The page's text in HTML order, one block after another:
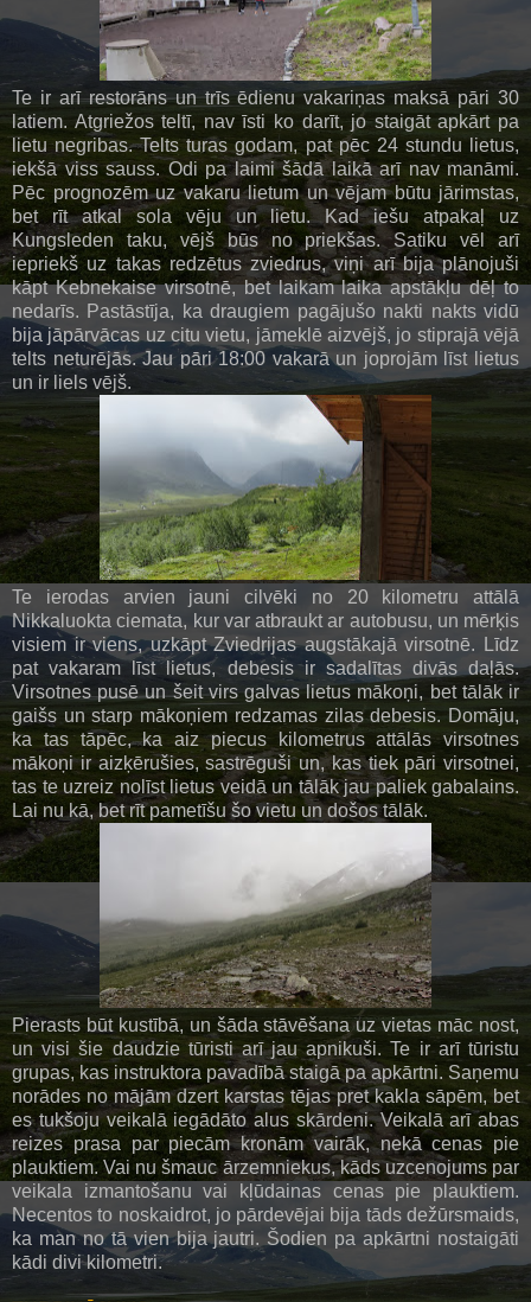
Te ir arī restorāns un trīs ēdienu vakariņas maksā pāri 30
latiem. Atgriežos teltī, nav īsti ko darīt, jo staigāt apkārt pa
lietu negribas. Telts turas godam, pat pēc 24 stundu lietus,
iekšā viss sauss. Odi pa laimi šādā laikā arī nav manāmi.
Pēc prognozēm uz vakaru lietum un vējam būtu jārimstas,
bet rīt atkal sola vēju un lietu. Kad iešu atpakaļ uz
Kungsleden taku, vējš būs no priekšas. Satiku vēl arī
iepriekš uz takas redzētus zviedrus, viņi arī bija plānojuši
kāpt Kebnekaise virsotnē, bet laikam laika apstākļu dēļ to
nedarīs. Pastāstīja, ka draugiem pagājušo nakti nakts vidū
bija jāpārvācas uz citu vietu, jāmeklē aizvējš, jo stiprajā vējā
telts neturējās. Jau pāri 18:00 vakarā un joprojām līst lietus
un ir liels vējš.
Te ierodas arvien jauni cilvēki no 20 kilometru attālā
Nikkaluokta ciemata, kur var atbraukt ar autobusu, un mērķis
visiem ir viens, uzkāpt Zviedrijas augstākajā virsotnē. Līdz
pat vakaram līst lietus, debesis ir sadalītas divās daļās.
Virsotnes pusē un šeit virs galvas lietus mākoņi, bet tālāk ir
gaišs un starp mākoņiem redzamas zilas debesis. Domāju,
ka tas tāpēc, ka aiz piecus kilometrus attālās virsotnes
mākoņi ir aizķērušies, sastrēguši un, kas tiek pāri virsotnei,
tas te uzreiz nolīst lietus veidā un tālāk jau paliek gabalains.
Lai nu kā, bet rīt pametīšu šo vietu un došos tālāk.
Pierasts būt kustībā, un šāda stāvēšana uz vietas māc nost,
un visi šie daudzie tūristi arī jau apnikuši. Te ir arī tūristu
grupas, kas instruktora pavadībā staigā pa apkārtni. Saņemu
norādes no mājām dzert karstas tējas pret kakla sāpēm, bet
es tukšoju veikalā iegādāto alus skārdeni. Veikalā arī abas
reizes prasa par piecām kronām vairāk, nekā cenas pie
plauktiem. Vai nu šmauc ārzemniekus, kāds uzcenojums par
veikala izmantošanu vai kļūdainas cenas pie plauktiem.
Necentos to noskaidrot, jo pārdevējai bija tāds dežūrsmaids,
ka man no tā vien bija jautri. Šodien pa apkārtni nostaigāti
kādi divi kilometri.